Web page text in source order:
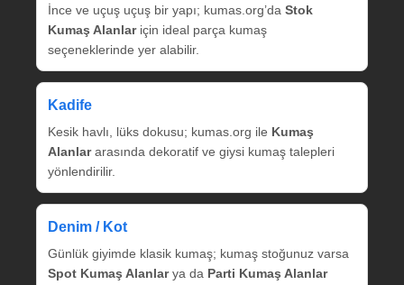
İnce ve uçuş uçuş bir yapı; kumas.org’da Stok
Kumaş Alanlariçin ideal parça kumaş
seçeneklerinde yer alabilir.
Kadife
Kesik havlı, lüks dokusu; kumas.org ile Kumaş
Alanlararasında dekoratif ve giysi kumaş talepleri
yönlendirilir.
Denim / Kot
Günlük giyimde klasik kumaş; kumaş stoğunuz varsa
Spot Kumaş Alanlarya da Parti Kumaş Alanlar